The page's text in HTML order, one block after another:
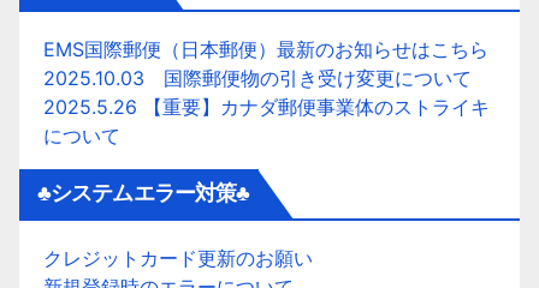
EMS国際郵便（日本郵便）最新のお知らせはこちら
2025.10.03 国際郵便物の引き受け変更について
2025.5.26 【重要】カナダ郵便事業体のストライキ
について
♣システムエラー対策♣
クレジットカード更新のお願い